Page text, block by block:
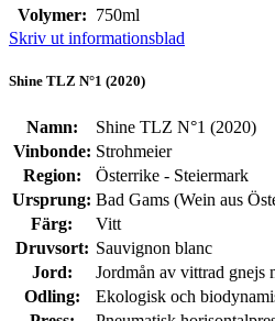
Volymer: 750ml
Skriv ut informationsblad
Shine TLZ N°1 (2020)
Namn:
Shine TLZ N°1 (2020)
Vinbonde: Strohmeier
Region:
Österrike - Steiermark
Ursprung: Bad Gams (Wein aus
Färg:
Vitt
Druvsort: Sauvignon blanc
Jord:
Jordmån av vittrad gnejs
Odling:
Ekologisk och